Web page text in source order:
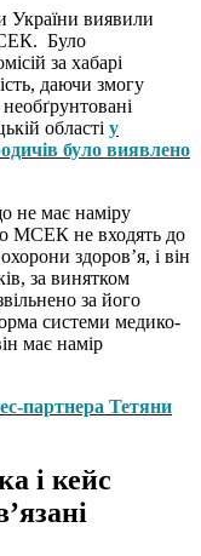
України виявили
Було
за хабарі
даючи змогу
області у
було виявлено
не має наміру
МСЕК не входять до
здоров’я, і він
за винятком
за його
системи медико-
має намір
партнера Тетяни
і кейс